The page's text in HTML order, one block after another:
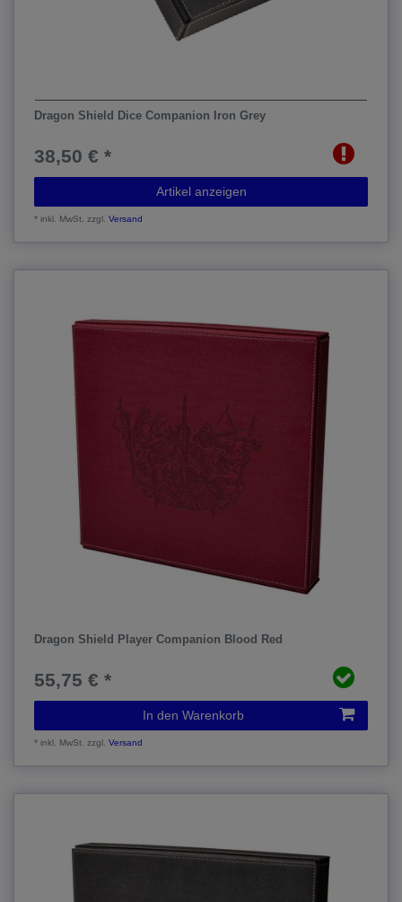
Dragon Shield Dice Companion Iron Grey
38,50 € *
Artikel anzeigen
*inkl. MwSt. zzgl.Versand
Dragon Shield Player Companion Blood Red
55,75 € *
In den Warenkorb
*inkl. MwSt. zzgl.Versand